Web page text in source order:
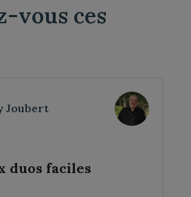
vous ces
Joubert
duos faciles